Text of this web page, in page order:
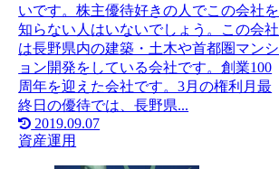
いです。株主優待好きの人でこの会社を
知らない人はいないでしょう。この会社
は長野県内の建築・土木や首都圏マンシ
ョン開発をしている会社です。創業100
周年を迎えた会社です。3月の権利月最
終日の優待では、長野県...
2019.09.07
資産運用